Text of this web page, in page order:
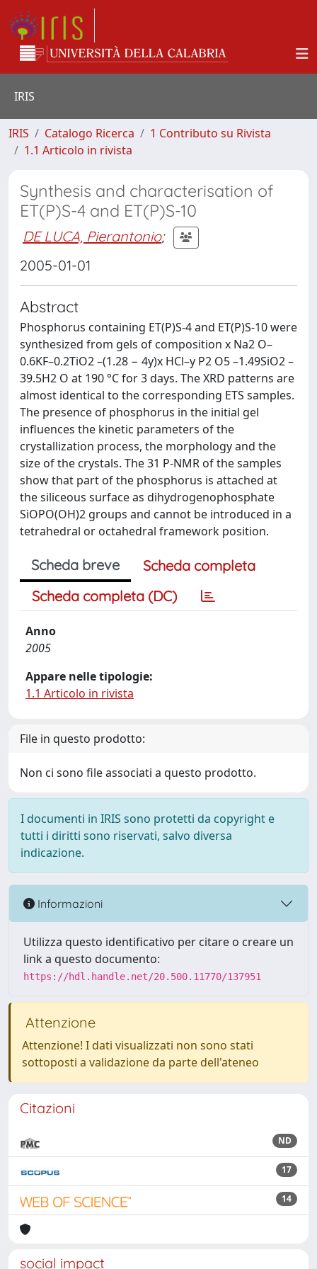
IRIS
IRIS Catalogo Ricerca
1 Contributo su Rivista
1.1 Articolo in rivista
Synthesis and characterisation of
ET(P)S-4 and ET(P)S-10
DE LUCA, Pierantonio;
2005-01-01
Abstract
Phosphorus containing ET(P)S-4 and ET(P)S-10 were
synthesized from gels of composition x Na2 O–
0.6KF–0.2TiO2 –(1.28 − 4y)x HCl–y P2 O5 –1.49SiO2 –
39.5H2 O at 190 °C for 3 days. The XRD patterns are
almost identical to the corresponding ETS samples.
The presence of phosphorus in the initial gel
influences the kinetic parameters of the
crystallization process, the morphology and the
size of the crystals. The 31 P-NMR of the samples
show that part of the phosphorus is attached at
the siliceous surface as dihydrogenophosphate
SiOPO(OH)2 groups and cannot be introduced in a
tetrahedral or octahedral framework position.
Scheda breve
Scheda completa
Scheda completa (DC)
Anno
2005
Appare nelle tipologie:
1.1 Articolo in rivista
File in questo prodotto:
Non ci sono file associati a questo prodotto.
I documenti in IRIS sono protetti da copyright e
tutti i diritti sono riservati, salvo diversa
indicazione.
Informazioni
Utilizza questo identificativo per citare o creare un
link a questo documento:
https://hdl.handle.net/20.500.11770/137951
Attenzione
Attenzione! I dati visualizzati non sono stati
sottoposti a validazione da parte dell'ateneo
Citazioni
ND
17
14
social impact